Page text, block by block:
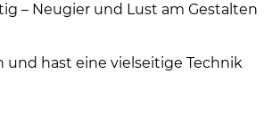
– Neugier und Lust am Gestalten
hast eine vielseitige Technik